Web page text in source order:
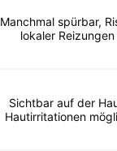
Manchmal spürbar,
lokaler Reizungen
Sichtbar auf der
Hautirritationen